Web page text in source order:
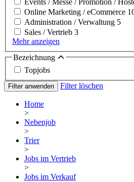
Online Marketing / eCommerce
Administration / Verwaltung 5
Sales / Vertrieb 3
Mehr anzeigen
Bezeichnung
Topjobs
Filter anwenden Filter löschen
Home
>
Nebenjob
>
Trier
>
Jobs im Vertrieb
>
Jobs im Verkauf